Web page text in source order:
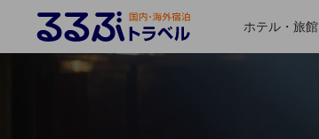
ホテル・旅館